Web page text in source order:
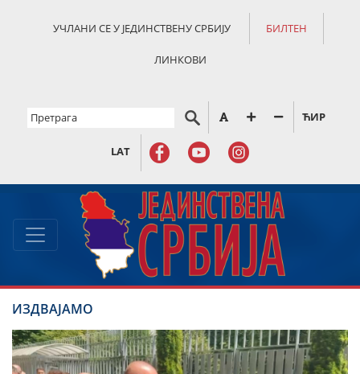
УЧЛАНИ СЕ У ЈЕДИНСТВЕНУ СРБИЈУ БИЛТЕН
ЛИНКОВИ
ЋИР
LAT
ИЗДВАЈАМО